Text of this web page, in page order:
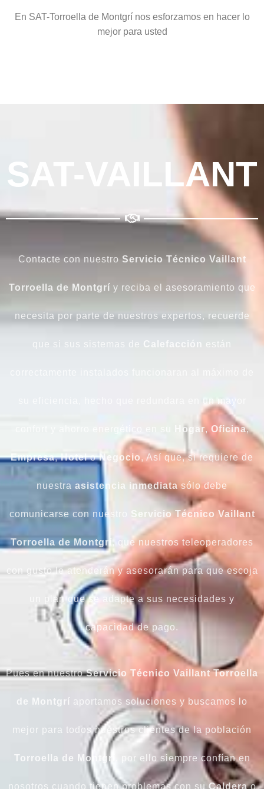
En SAT-Torroella de Montgrí nos esforzamos en hacer lo
mejor para usted
SAT-VAILLANT
Contacte con nuestro Servicio Técnico Vaillant
Torroella de Montgrí y reciba el asesoramiento que
necesita por parte de nuestros expertos, recuerde
que si sus sistemas de Calefacción están
su eficiencia, hecho que redundara en un mayor
Hogar, Oficina,
Empresa,HoteloNegocio, Así que, si requiere de
nuestra asistencia inmediata sólo debe
comunicarse con nuestro Servicio Técnico Vaillant
Torroella de Montgrí , que nuestros teleoperadores
con gusto le atenderán y asesorarán para que escoja
un plan que se adapte a sus necesidades y
capacidad de pago.
Pues en nuestroServicio Técnico Vaillant Torroella
de Montgrí aportamos soluciones y buscamos lo
mejor para todos nuestros clientes de la población
Torroella de Montgrí , por ello siempre confían en
nosotros cuando tienen problemas con su Calderao